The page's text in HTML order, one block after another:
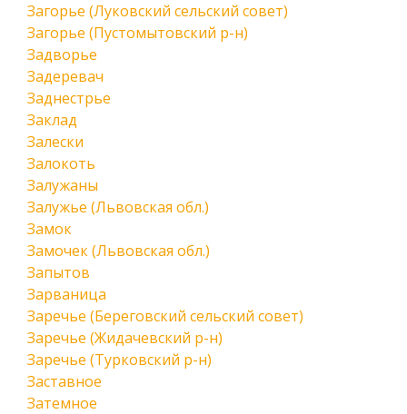
Загорье (Луковский сельский совет)
Загорье (Пустомытовский р-н)
Задворье
Задеревач
Заднестрье
Заклад
Залески
Залокоть
Залужаны
Залужье (Львовская обл.)
Замок
Замочек (Львовская обл.)
Запытов
Зарваница
Заречье (Береговский сельский совет)
Заречье (Жидачевский р-н)
Заречье (Турковский р-н)
Заставное
Затемное